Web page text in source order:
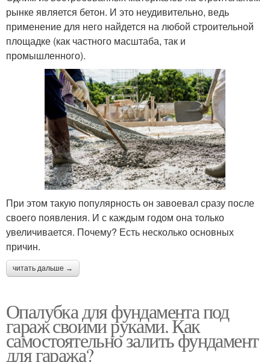
рынке является бетон. И это неудивительно, ведь
применение для него найдется на любой строительной
площадке (как частного масштаба, так и
промышленного).
При этом такую популярность он завоевал сразу после
своего появления. И с каждым годом она только
увеличивается. Почему? Есть несколько основных
причин.
читать дальше →
Опалубка для фундамента под
гараж своими руками. Как
самостоятельно залить фундамент
для гаража?